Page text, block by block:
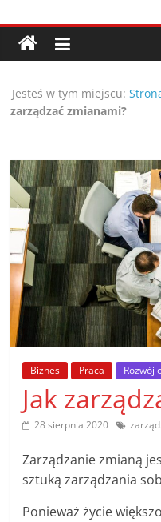
do
treści
Porady,
oraz
ciekawe
rady
–
poznaj
te
Porady
praktyczne
porady
wskazówki
Jesteś w tym miejscu:
zarządzać zmianami?
Biznes Praca Rozwój
Jak
28 sierpnia 2020
Zarządzanie zmianą
sztuką zarządzania
Ponieważ życie